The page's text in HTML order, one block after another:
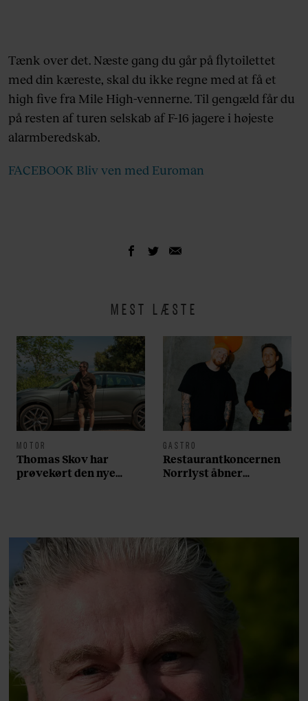
Tænk over det. Næste gang du går på flytoilettet
med din kæreste, skal du ikke regne med at få et
high five fra Mile High-vennerne. Til gengæld får du
på resten af turen selskab af F-16 jagere i højeste
alarmberedskab.
FACEBOOK Bliv ven med Euroman
MEST LÆSTE
MOTOR
Thomas Skov har
prøvekørt den nye
GASTRO
Restaurantkoncernen
Norrlyst åbner